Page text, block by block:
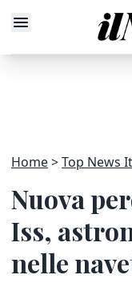
Home Top News
Nuova
Iss,
nelle